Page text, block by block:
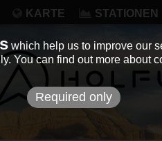
KARTE STATIONEN
which help us to improve our
You can find out more about
Required only